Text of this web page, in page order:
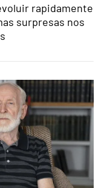
rapidamente
surpresas nos